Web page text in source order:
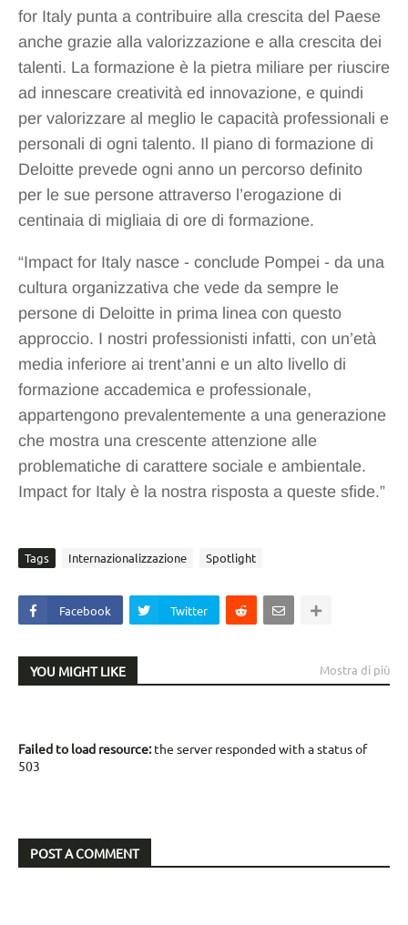
for Italy punta a contribuire alla crescita del Paese
anche grazie alla valorizzazione e alla crescita dei
talenti. La formazione è la pietra miliare per riuscire
ad innescare creatività ed innovazione, e quindi
per valorizzare al meglio le capacità professionali e
personali di ogni talento. Il piano di formazione di
Deloitte prevede ogni anno un percorso definito
per le sue persone attraverso l’erogazione di
centinaia di migliaia di ore di formazione.
“Impact for Italy nasce - conclude Pompei - da una
cultura organizzativa che vede da sempre le
persone di Deloitte in prima linea con questo
approccio. I nostri professionisti infatti, con un’età
media inferiore ai trent’anni e un alto livello di
formazione accademica e professionale,
appartengono prevalentemente a una generazione
che mostra una crescente attenzione alle
problematiche di carattere sociale e ambientale.
Impact for Italy è la nostra risposta a queste sfide.”
Tags Internazionalizzazione Spotlight
Facebook Twitter
YOU MIGHT LIKE Mostra di più
Failed to load resource:the server responded with a status of
503
POST A COMMENT